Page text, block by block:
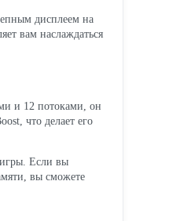
дисплеем на
вам наслаждаться
и 12 потоками, он
что делает его
игры. Если вы
вы сможете